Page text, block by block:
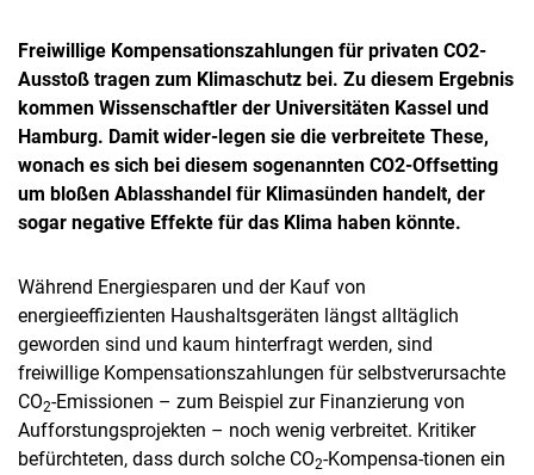
Freiwillige Kompensationszahlungen für privaten CO2-
Ausstoß tragen zum Klimaschutz bei. Zu diesem Ergebnis
kommen Wissenschaftler der Universitäten Kassel und
Hamburg. Damit wider-legen sie die verbreitete These,
wonach es sich bei diesem sogenannten CO2-Offsetting
um bloßen Ablasshandel für Klimasünden handelt, der
sogar negative Effekte für das Klima haben könnte.
Während Energiesparen und der Kauf von
energieeffizienten Haushaltsgeräten längst alltäglich
geworden sind und kaum hinterfragt werden, sind
freiwillige Kompensationszahlungen für selbstverursachte
CO2-Emissionen – zum Beispiel zur Finanzierung von
Aufforstungsprojekten – noch wenig verbreitet. Kritiker
befürchteten, dass durch solche CO2-Kompensa-tionen ein